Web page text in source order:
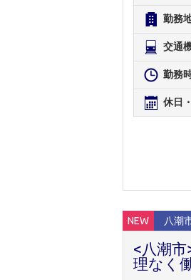
勤務
交通
勤務
休日
NEW 八潮
<八潮
理なく